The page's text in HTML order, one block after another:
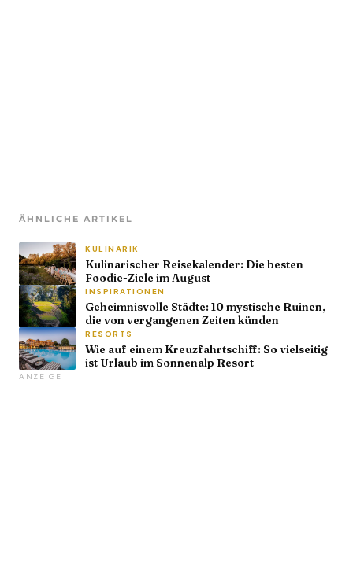
ÄHNLICHE ARTIKEL
KULINARIK
Kulinarischer Reisekalender: Die besten
Foodie-Ziele im August
INSPIRATIONEN
Geheimnisvolle Städte: 10 mystische Ruinen,
die von vergangenen Zeiten künden
RESORTS
Wie auf einem Kreuzfahrtschiff: So vielseitig
ist Urlaub im Sonnenalp Resort
ANZEIGE